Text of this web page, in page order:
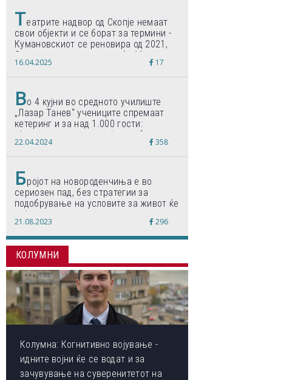
Театрите надвор од Скопје немаат
свои објекти и се борат за термини -
Кумановскиот се реновира од 2021,
Струмичкиот се гради веќе 11 години
16.04.2025 17
Во 4 кујни во средното училиште
„Лазар Танев“ учениците спремаат
кетеринг и за над 1.000 гости:
„Формиравме компанија и работиме
по светски стандарди“
22.04.2024 358
Бројот на новороденчиња е во
сериозен пад, без стратегии за
подобрување на условите за живот ќе
дојде до затворање на училишта,
предупредуваат експертите
21.08.2023 296
КОЛУМНИ
Колумна: Когнитивно војување -
идните војни ќе се водат и за
зачувување на суверенитетот на